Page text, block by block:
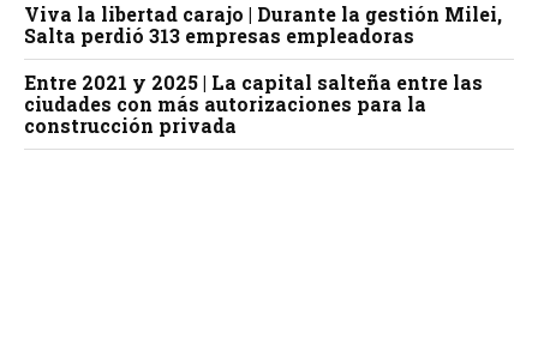
Viva la libertad carajo | Durante la gestión Milei,
Salta perdió 313 empresas empleadoras
Entre 2021 y 2025 | La capital salteña entre las
ciudades con más autorizaciones para la
construcción privada